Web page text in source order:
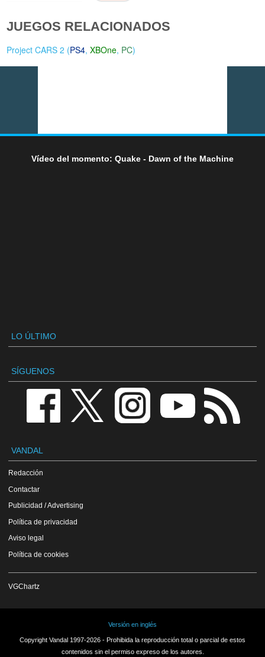
JUEGOS RELACIONADOS
Project CARS 2 (PS4,XBOne, PC)
Vídeo del momento: Quake - Dawn of the Machine
LO ÚLTIMO
SÍGUENOS
VANDAL
Redacción
Contactar
Publicidad / Advertising
Política de privacidad
Aviso legal
Política de cookies
VGChartz
Versión en inglés
Copyright Vandal 1997-2026 - Prohibida la reproducción total o parcial de estos
contenidos sin el permiso expreso de los autores.